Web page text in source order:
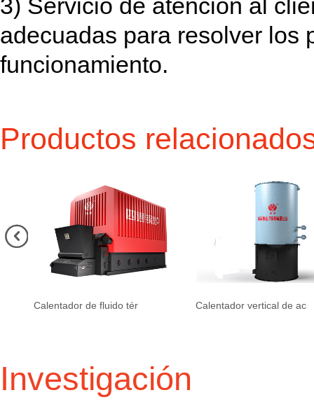
3) Servicio de atención al
adecuadas para resolver los
funcionamiento.
Productos

Calentador de fluido tér Calentador vertical de ac
Investigación